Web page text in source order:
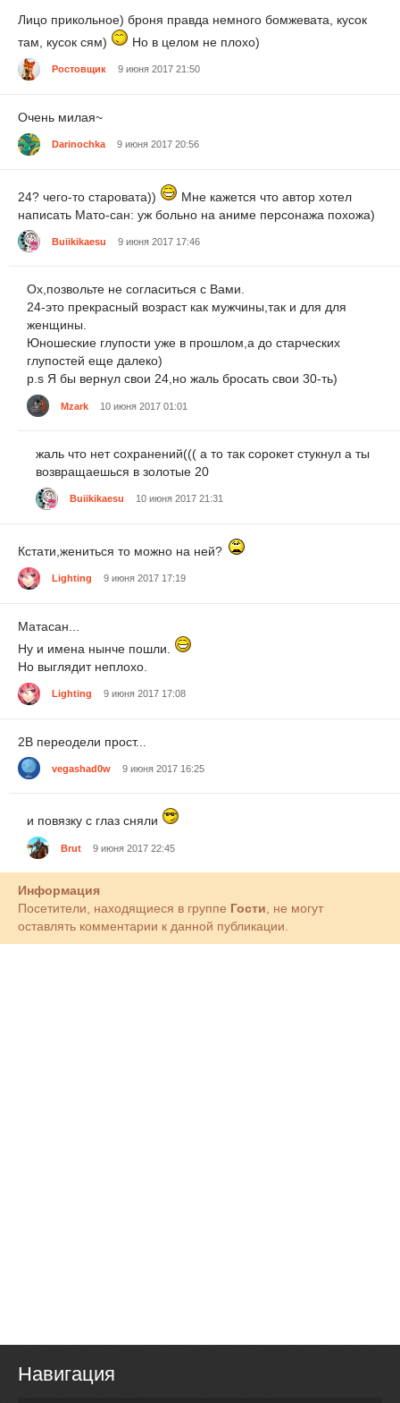
Лицо прикольное) броня правда немного бомжевата, кусок
там, кусок сям)
Но в целом не плохо)
Ростовщик 9 июня 2017 21:50
Очень милая~
Darinochka 9 июня 2017 20:56
24? чего-то старовата))
Мне кажется что автор хотел
написать Мато-сан: уж больно на аниме персонажа похожа)
Buiikikaesu 9 июня 2017 17:46
Ох,позвольте не согласиться с Вами.
24-это прекрасный возраст как мужчины,так и для для
женщины.
Юношеские глупости уже в прошлом,а до старческих
глупостей еще далеко)
p.s Я бы вернул свои 24,но жаль бросать свои 30-ть)
Mzark 10 июня 2017 01:01
жаль что нет сохранений((( а то так сорокет стукнул а ты
возвращаешься в золотые 20
Buiikikaesu 10 июня 2017 21:31
Кстати,жениться то можно на ней?
Lighting 9 июня 2017 17:19
Матасан...
Ну и имена нынче пошли.
Но выглядит неплохо.
Lighting 9 июня 2017 17:08
2B переодели прост...
vegashad0w 9 июня 2017 16:25
и повязку с глаз сняли
Brut 9 июня 2017 22:45
Информация
Посетители, находящиеся в группе Гости , не могут
оставлять комментарии к данной публикации.
Навигация